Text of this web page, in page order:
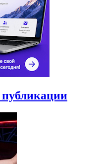
публикации